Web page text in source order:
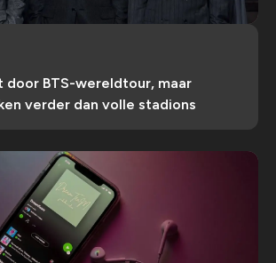
door BTS-wereldtour, maar
verder dan volle stadions